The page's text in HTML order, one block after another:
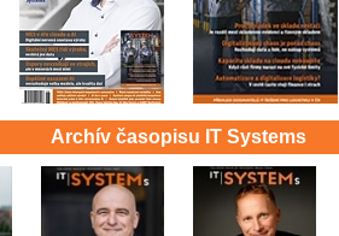
Archív časopisu IT Systems